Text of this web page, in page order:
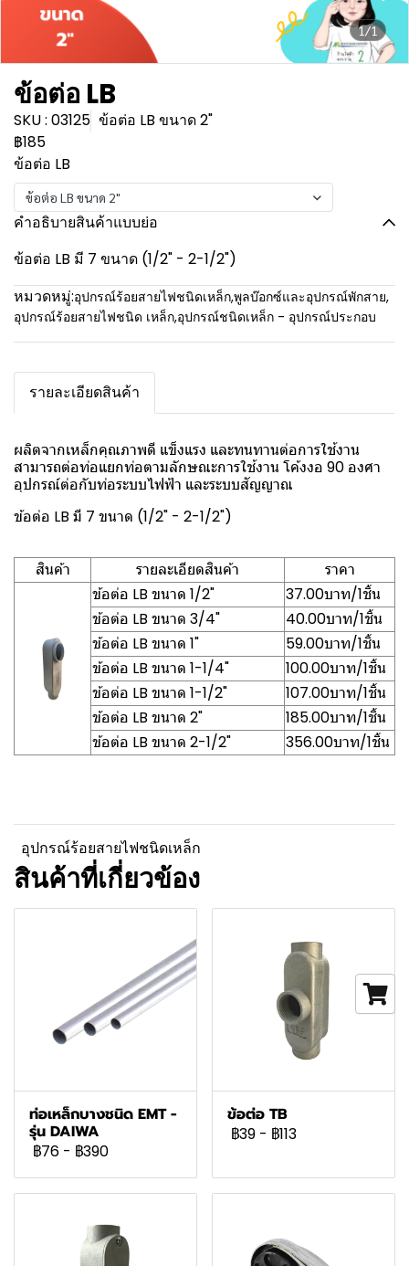
1/1
ข้อต่อ LB
SKU : 03125 ข้อต่อ LB ขนาด 2"
฿185
ข้อต่อ LB
ข้อต่อ LB ขนาด 2"
คำอธิบายสินค้าแบบย่อ
ข้อต่อ LB มี 7 ขนาด (1/2" - 2-1/2")
หมวดหมู่:อุปกรณ์ร้อยสายไฟชนิดเหล็ก,พูลบ๊อกซ์และอุปกรณ์พักสาย,
อุปกรณ์ร้อยสายไฟชนิด เหล็ก,อุปกรณ์ชนิดเหล็ก - อุปกรณ์ประกอบ
รายละเอียดสินค้า
ผลิตจากเหล็กคุณภาพดี แข็งแรง และทนทานต่อการใช้งาน
สามารถต่อท่อแยกท่อตามลักษณะการใช้งาน โค้งงอ 90 องศา
อุปกรณ์ต่อกับท่อระบบไฟฟ้า และระบบสัญญาณ
ข้อต่อ LB มี 7 ขนาด (1/2" - 2-1/2")
สินค้า รายละเอียดสินค้า
ราคา
ข้อต่อ LB ขนาด 1/2"
37.00บาท/1ชิ้น
ข้อต่อ LB ขนาด 3/4"
40.00บาท/1ชิ้น
ข้อต่อ LB ขนาด 1"
59.00บาท/1ชิ้น
ข้อต่อ LB ขนาด 1-1/4"
100.00บาท/1ชิ้น
ข้อต่อ LB ขนาด 1-1/2"
107.00บาท/1ชิ้น
ข้อต่อ LB ขนาด 2"
185.00บาท/1ชิ้น
ข้อต่อ LB ขนาด 2-1/2"
356.00บาท/1ชิ้น
อุปกรณ์ร้อยสายไฟชนิดเหล็ก
สินค้าที่เกี่ยวข้อง
ท่อเหล็กบางชนิด EMT -
รุ่น DAIWA
฿76 - ฿390
ข้อต่อ TB
฿39 - ฿113